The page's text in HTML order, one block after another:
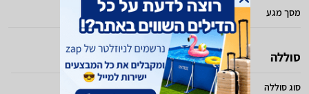
מסך מגע כולל
סוללה
סוג סוללה ייחודית